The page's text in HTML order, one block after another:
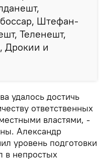
Штефан-
Теленешт,
Дрокии и
удалось достичь
ответственных
властями, -
Александр
уровень подготовки
в непростых